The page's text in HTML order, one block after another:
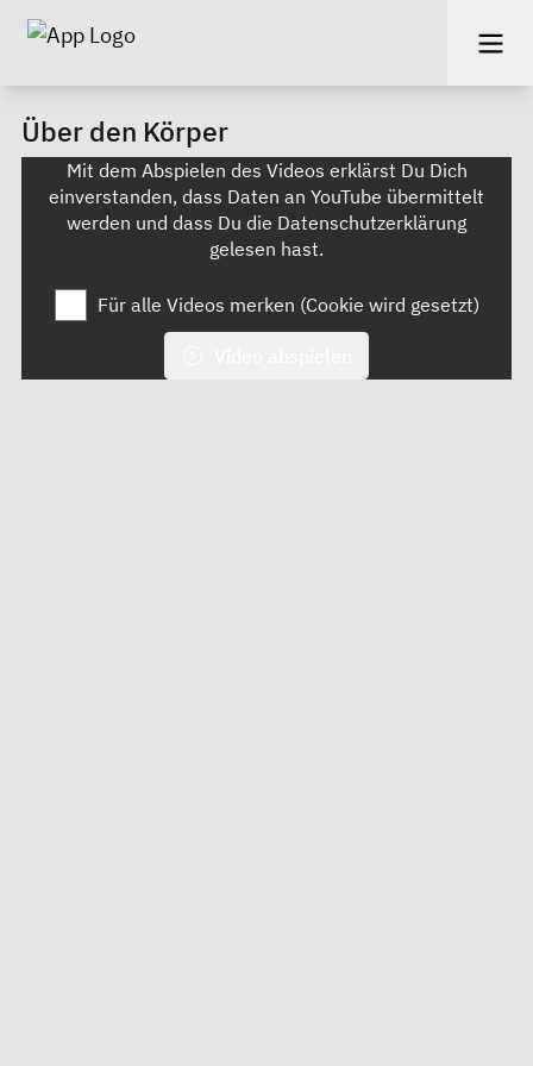
Über den Körper
Mit dem Abspielen des Videos erklärst Du Dich
einverstanden, dass Daten an YouTube übermittelt
werden und dass Du die Datenschutzerklärung
gelesen hast.
Für alle Videos merken (Cookie wird gesetzt)